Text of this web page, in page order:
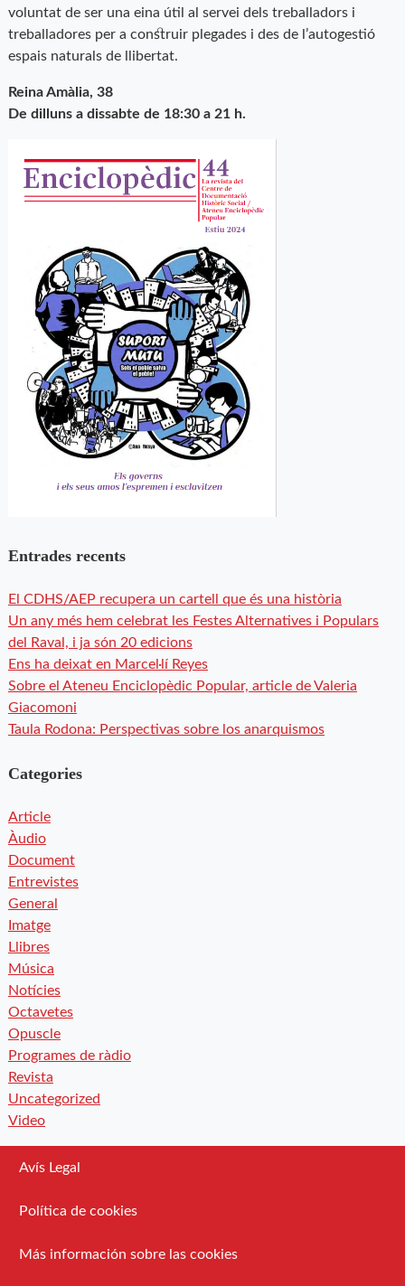
voluntat de ser una eina útil al servei dels treballadors i
treballadores per a construir plegades i des de l’autogestió
espais naturals de llibertat.
Reina Amàlia, 38
De dilluns a dissabte de 18:30 a 21 h.
Entrades recents
El CDHS/AEP recupera un cartell que és una història
Un any més hem celebrat les Festes Alternatives i Populars
del Raval, i ja són 20 edicions
Ens ha deixat en Marcel·lí Reyes
Sobre el Ateneu Enciclopèdic Popular, article de Valeria
Giacomoni
Taula Rodona: Perspectivas sobre los anarquismos
Categories
Article
Àudio
Document
Entrevistes
General
Imatge
Llibres
Música
Notícies
Octavetes
Opuscle
Programes de ràdio
Revista
Uncategorized
Video
Avís Legal
Política de cookies
Más información sobre las cookies